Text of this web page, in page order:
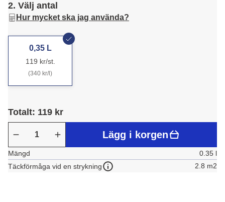
2. Välj antal
Hur mycket ska jag använda?
0,35 L
119 kr/st.
(340 kr/l)
Totalt: 119 kr
Lägg i korgen
Mängd
0.35 l
Täckförmåga vid en strykning
2.8 m2